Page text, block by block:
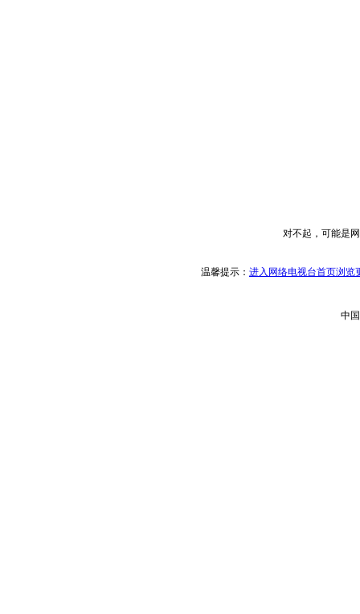
对不起，可能是
温馨提示： 进入网络电视台首页浏览
中